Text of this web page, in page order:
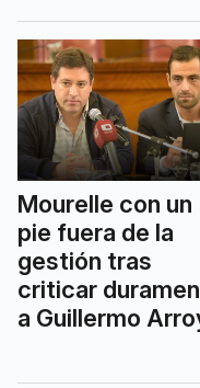
Mourelle con un
pie fuera de la
gestión tras
criticar
a Guillermo